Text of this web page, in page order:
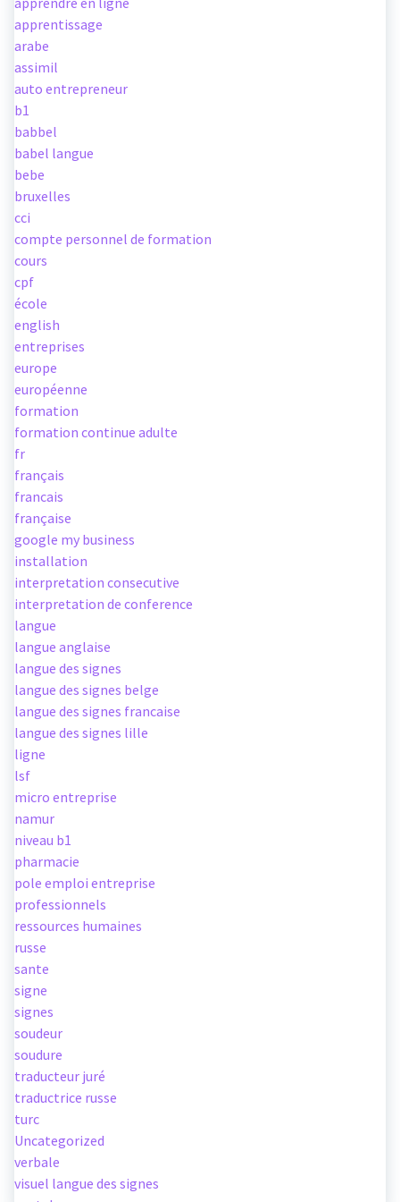
apprentissage
arabe
assimil
auto entrepreneur
b1
babbel
babel langue
bebe
bruxelles
cci
compte personnel de formation
cours
cpf
école
english
entreprises
europe
européenne
formation
formation continue adulte
fr
français
francais
française
google my business
installation
interpretation consecutive
interpretation de conference
langue
langue anglaise
langue des signes
langue des signes belge
langue des signes francaise
langue des signes lille
ligne
lsf
micro entreprise
namur
niveau b1
pharmacie
pole emploi entreprise
professionnels
ressources humaines
russe
sante
signe
signes
soudeur
soudure
traducteur juré
traductrice russe
turc
Uncategorized
verbale
visuel langue des signes